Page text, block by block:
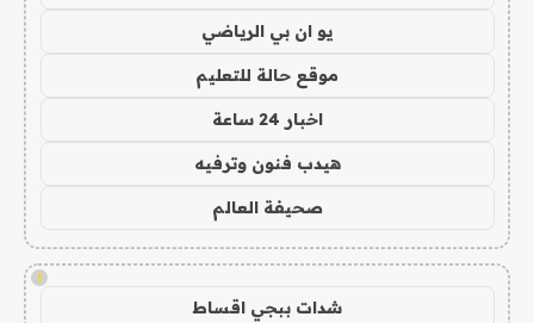
يو ان بي الرياضي
موقع حالة للتعليم
اخبار 24 ساعة
هيدب فنون وترفيه
صحيفة العالم
!
شدات ببجي اقساط